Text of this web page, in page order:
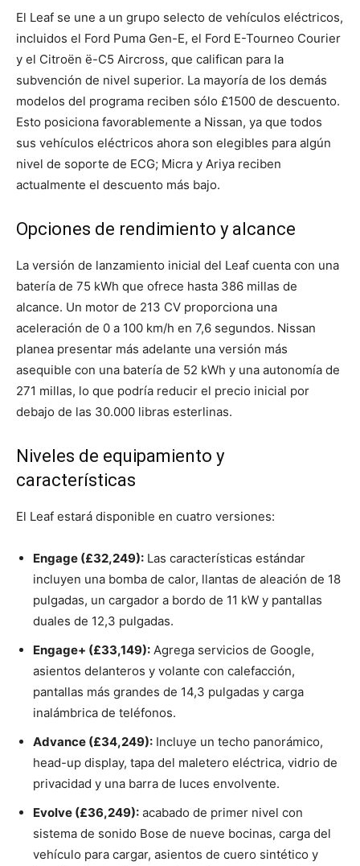
El Leaf se une a un grupo selecto de vehículos eléctricos,
incluidos el Ford Puma Gen-E, el Ford E-Tourneo Courier
y el Citroën ë-C5 Aircross, que califican para la
subvención de nivel superior. La mayoría de los demás
modelos del programa reciben sólo £1500 de descuento.
Esto posiciona favorablemente a Nissan, ya que todos
sus vehículos eléctricos ahora son elegibles para algún
nivel de soporte de ECG; Micra y Ariya reciben
actualmente el descuento más bajo.
Opciones de rendimiento y alcance
La versión de lanzamiento inicial del Leaf cuenta con una
batería de 75 kWh que ofrece hasta 386 millas de
alcance. Un motor de 213 CV proporciona una
aceleración de 0 a 100 km/h en 7,6 segundos. Nissan
planea presentar más adelante una versión más
asequible con una batería de 52 kWh y una autonomía de
271 millas, lo que podría reducir el precio inicial por
debajo de las 30.000 libras esterlinas.
Niveles de equipamiento y
características
El Leaf estará disponible en cuatro versiones:
Engage (£32,249): Las características estándar
incluyen una bomba de calor, llantas de aleación de 18
pulgadas, un cargador a bordo de 11 kW y pantallas
duales de 12,3 pulgadas.
Engage+ (£33,149): Agrega servicios de Google,
asientos delanteros y volante con calefacción,
pantallas más grandes de 14,3 pulgadas y carga
inalámbrica de teléfonos.
Advance (£34,249): Incluye un techo panorámico,
head-up display, tapa del maletero eléctrica, vidrio de
privacidad y una barra de luces envolvente.
Evolve (£36,249): acabado de primer nivel con
sistema de sonido Bose de nueve bocinas, carga del
vehículo para cargar, asientos de cuero sintético y